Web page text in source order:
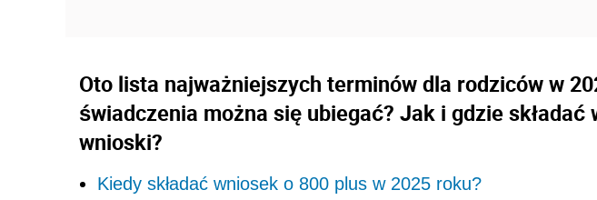
Oto lista najważniejszych terminów dla rodziców w
świadczenia można się ubiegać? Jak i gdzie składać
wnioski?
Kiedy składać wniosek o 800 plus w 2025 roku?